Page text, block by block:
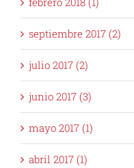
septiembre 2017 (2)
julio 2017 (2)
junio 2017 (3)
mayo 2017 (1)
abril 2017 (1)